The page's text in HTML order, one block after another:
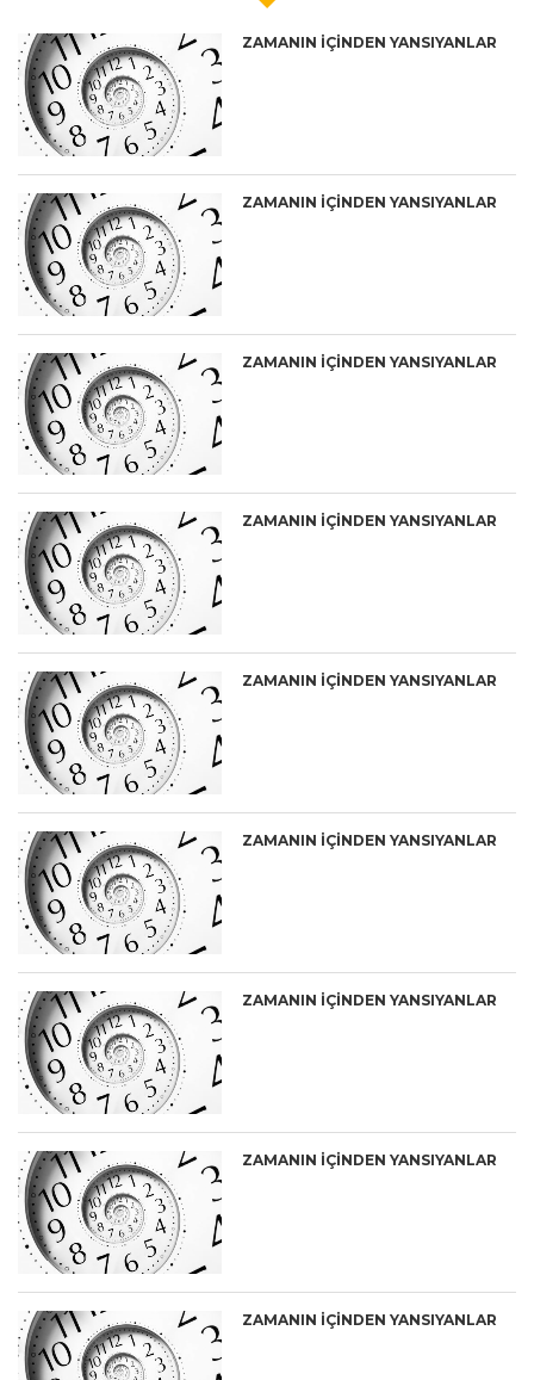
ZAMANIN İÇİNDEN YANSIYANLAR
ZAMANIN İÇİNDEN YANSIYANLAR
ZAMANIN İÇİNDEN YANSIYANLAR
ZAMANIN İÇİNDEN YANSIYANLAR
ZAMANIN İÇİNDEN YANSIYANLAR
ZAMANIN İÇİNDEN YANSIYANLAR
ZAMANIN İÇİNDEN YANSIYANLAR
ZAMANIN İÇİNDEN YANSIYANLAR
ZAMANIN İÇİNDEN YANSIYANLAR